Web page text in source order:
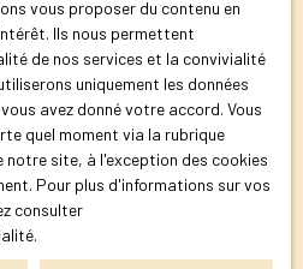
bancaire
, nous vous conseillons sur
pour vos acheteurs. Nous
et optimisons les
de la transaction.
vous proposer du contenu en
Ils nous permettent
de nos services et la convivialité
uniquement les données
avez donné votre accord. Vous
quel moment via la rubrique
notre site, à l'exception des cookies
Pour plus d'informations sur vos
consulter
.